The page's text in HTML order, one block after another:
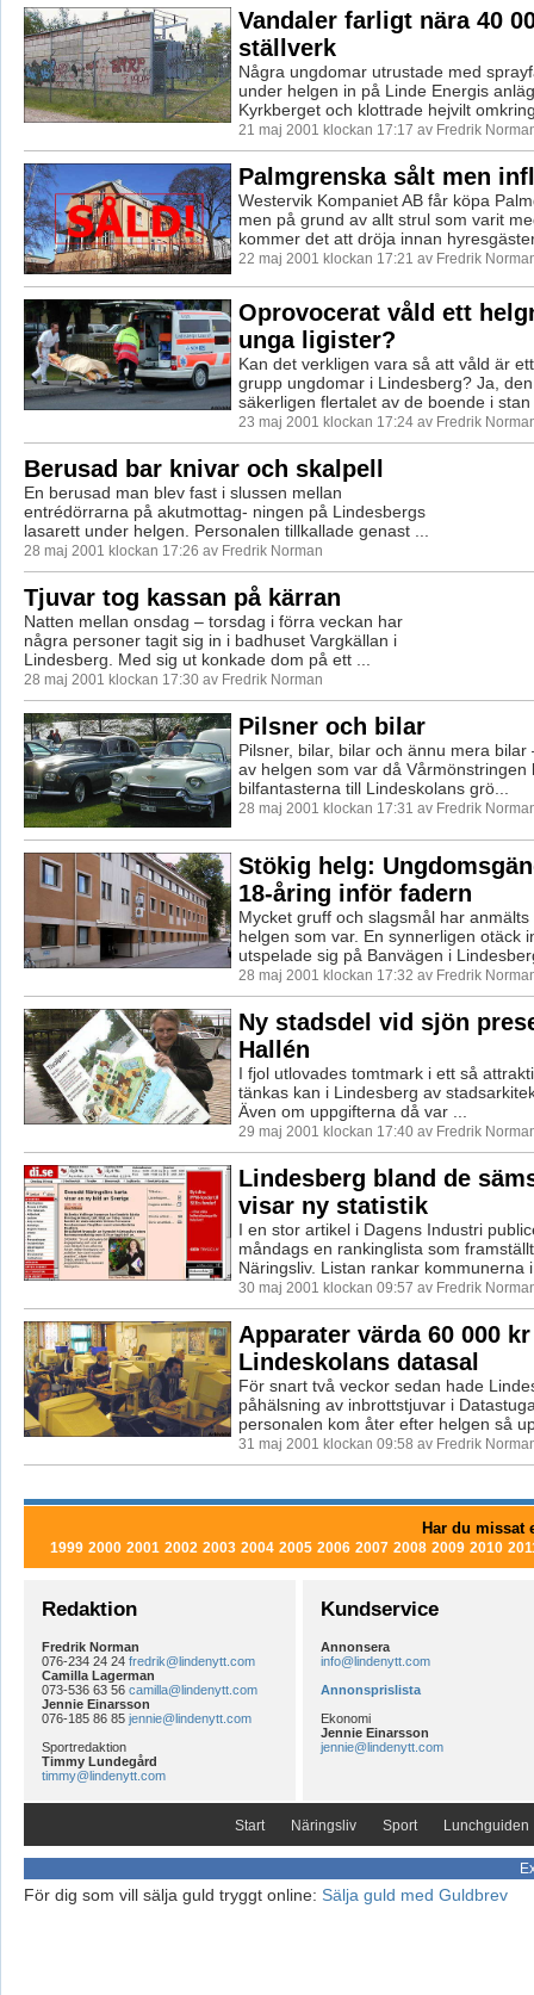
Vandaler farligt nära 40
ställverk
Några ungdomar utrustade med
under helgen in på Linde Energis
Kyrkberget och klottrade hejvilt
21 maj 2001 klockan 17:17 av Fredrik
Palmgrenska sålt men
Westervik Kompaniet AB får köpa
men på grund av allt strul som varit
kommer det att dröja innan
22 maj 2001 klockan 17:21 av Fredrik
Oprovocerat våld ett
unga ligister?
Kan det verkligen vara så att våld är
grupp ungdomar i Lindesberg? Ja,
säkerligen flertalet av de boende i stan
23 maj 2001 klockan 17:24 av Fredrik
Berusad bar knivar och skalpell
En berusad man blev fast i slussen mellan
entrédörrarna på akutmottag- ningen på Lindesbergs
lasarett under helgen. Personalen tillkallade genast ...
28 maj 2001 klockan 17:26 av Fredrik Norman
Tjuvar tog kassan på kärran
Natten mellan onsdag – torsdag i förra veckan har
några personer tagit sig in i badhuset Vargkällan i
Lindesberg. Med sig ut konkade dom på ett ...
28 maj 2001 klockan 17:30 av Fredrik Norman
Pilsner och bilar
Pilsner, bilar, bilar och ännu mera bilar
av helgen som var då Vårmönstringen
bilfantasterna till Lindeskolans grö...
28 maj 2001 klockan 17:31 av Fredrik
Stökig helg:
18-åring inför fadern
Mycket gruff och slagsmål har
helgen som var. En synnerligen otäck
utspelade sig på Banvägen i
28 maj 2001 klockan 17:32 av Fredrik
Ny stadsdel vid sjön
Hallén
I fjol utlovades tomtmark i ett så
tänkas kan i Lindesberg av
Även om uppgifterna då var ...
29 maj 2001 klockan 17:40 av Fredrik
Lindesberg bland de
visar ny statistik
I en stor artikel i Dagens Industri
måndags en rankinglista som
Näringsliv. Listan rankar kommunerna
30 maj 2001 klockan 09:57 av Fredrik
Apparater värda 60 000
Lindeskolans datasal
För snart två veckor sedan hade
påhälsning av inbrottstjuvar i
personalen kom åter efter helgen så
31 maj 2001 klockan 09:58 av Fredrik
Har du missat
1999 2000 2001 2002 2003 2004 2005 2006 2007 2008 2009 2010
Redaktion
Fredrik Norman
076-234 24 24 fredrik@lindenytt.com
Camilla Lagerman
073-536 63 56 camilla@lindenytt.com
Jennie Einarsson
076-185 86 85 jennie@lindenytt.com
Sportredaktion
Timmy Lundegård
timmy@lindenytt.com
Kundservice
Annonsera
info@lindenytt.com
Annonsprislista
Ekonomi
Jennie Einarsson
jennie@lindenytt.com
Start Näringsliv Sport Lunchguiden
För dig som vill sälja guld tryggt online: Sälja guld med Guldbrev